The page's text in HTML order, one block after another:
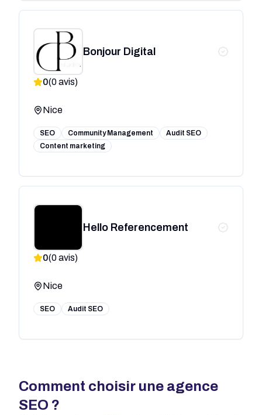
Bonjour Digital
0(0avis)
Nice
SEO Community Management
Audit SEO
Content marketing
Hello Referencement
0(0avis)
Nice
SEO Audit SEO
Comment choisir une agence
SEO ?